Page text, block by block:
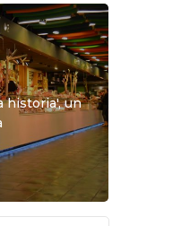
historia', un